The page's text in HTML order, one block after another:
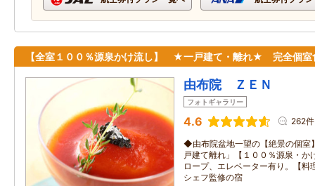
【全室１００％源泉かけ流し】 ★一戸建て・離れ★ 完全個室
由布院 ＺＥＮ
フォトギャラリー
4.6 262件
◆由布院盆地一望の【絶景の個
戸建て離れ」【１００％源泉・
ロープ、エレベーター有り。【料
シェフ監修の宿